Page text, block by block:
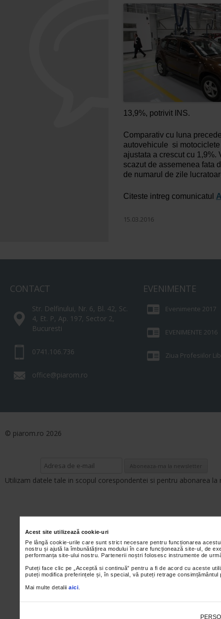
Acest site utilizează cookie-uri
Pe lângă cookie-urile care sunt strict necesare pentru funcționarea
nostru și ajută la îmbunătățirea modului în care funcționează site-ul, de
performanța site-ului nostru. Partenerii noștri folosesc instrumente de
Puteți face clic pe „Acceptă si continuă” pentru a fi de acord cu aceste
puteți modifica preferințele și, în special, vă puteți retrage
Mai multe detalii aici
13,9%, potrivit INS.
Comparativ cu luna
autovehicule si
ajustata a crescut cu
scazut de assemenea fata
de numarul de zile
Citeste intreg comunicatul
15.03.2016
CONTACT
Str. Delfinului, Nr. 6, Bl. 42, Sc.
4, Et. P, Ap. 197, Sector 2,
Bucuresti
0741.106.736
office@piarom.ro
EVENIMENTE
Evenimente 2017
EVENIMENTE 2016
Ziua Profesiilor
© piarom.ro 2026
Utilizam datele tale in scopul corespondentei si pentru abonarea